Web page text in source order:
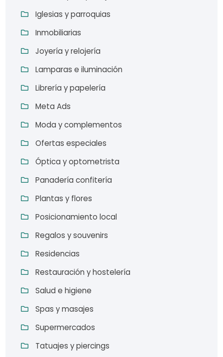
Iglesias y parroquias
Inmobiliarias
Joyería y relojería
Lamparas e iluminación
Librería y papelería
Meta Ads
Moda y complementos
Ofertas especiales
Óptica y optometrista
Panadería confitería
Plantas y flores
Posicionamiento local
Regalos y souvenirs
Residencias
Restauración y hostelería
Salud e higiene
Spas y masajes
Supermercados
Tatuajes y piercings